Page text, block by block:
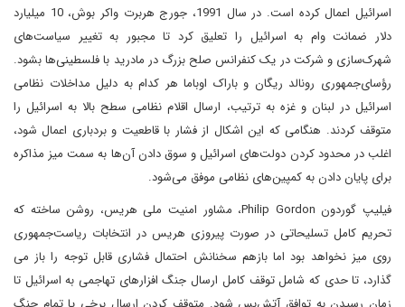
اسرائیل اعمال کرده است. در سال 1991، جورج هربرت واکر بوش، 10 میلیارد
دلار ضمانت وام به اسرائیل را تعلیق کرد تا مجبور به تغییر سیاست‌های
شهرک‌سازی و شرکت در یک کنفرانس صلح بزرگ در مادرید با فلسطینی‌ها بشود.
رؤسای‌جمهوری رونالد ریگان و باراک اوباما هر کدام به دلیل مداخلات نظامی
اسرائیل در لبنان و غزه به ترتیب، ارسال اقلام نظامی سطح بالا به اسرائیل را
متوقف کردند. هنگامی که این اشکال از فشار با قاطعیت و بردباری اعمال ‌شود،
اغلب در محدود کردن دولت‌های اسرائیل و سوق دادن آن‌ها به سمت میز مذاکره
برای پایان دادن به کمپین‌های نظامی موفق می‌شود.
فیلیپ گوردون Philip Gordon، مشاور امنیت ملی هریس، روشن ساخته که
تحریم کامل تسلیحاتی در صورت پیروزی هریس در انتخابات ریاست‌جمهوری
روی میز نخواهد بود اما بازهم سخنانش احتمال فشاری قابل توجه را باز می
گذارد، تا حدی که شامل توقف کامل ارسال جنگ افزارهای تهاجمی به اسرائیل تا